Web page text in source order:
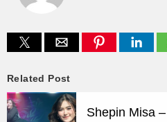
Related Post
Shepin Misa